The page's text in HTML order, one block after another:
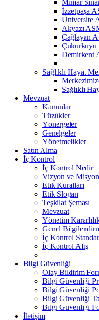
Mimar
İzzetpaşa
Üniversite
Akyazı
Çağlayan
Çukurkuyu
Demirkent
Sağlıklı Hayat
Sağlıklı
Mevzuat
Kanunlar
Tüzükler
Yönergeler
Genelgeler
Yönetmelikler
Satın Alma
İç Kontrol
İç Kontrol Nedir
Vizyon ve
Etik Kuralları
Etik Slogan
Teşkilat Şeması
Mevzuat
Yönetim
Genel
İç Kontrol
İç Kontrol Afiş
Bilgi Güvenliği
Olay Bildirim
Bilgi Güvenliği
Bilgi Güvenliği
Bilgi Güvenliği
Bilgi Güvenliği
İletişim